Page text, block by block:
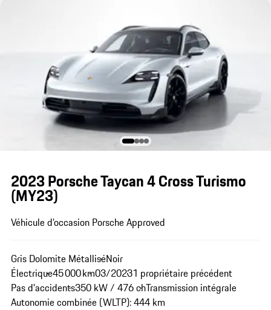
2023 Porsche Taycan 4 Cross Turismo
(MY23)
Véhicule d’occasion Porsche Approved
Gris Dolomite MétalliséNoir
Électrique45 000 km03/20231 propriétaire précédent
Pas d'accidents350 kW / 476 chTransmission intégrale
Autonomie combinée (WLTP): 444 km